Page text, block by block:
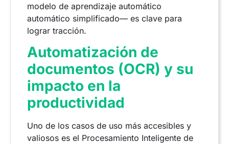
modelo de aprendizaje automático
automático simplificado— es clave para
lograr tracción.
Automatización de
documentos (OCR) y su
impacto en la
productividad
Uno de los casos de uso más accesibles y
valiosos es el Procesamiento Inteligente de